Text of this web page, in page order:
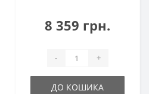
8 359 грн.
- +
ДО КОШИКА